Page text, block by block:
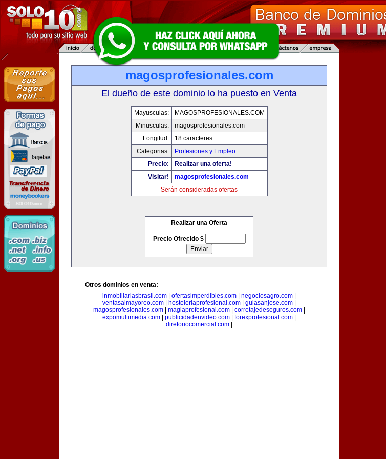
magosprofesionales.com
El dueño de este dominio lo ha puesto en Venta
Mayusculas:
MAGOSPROFESIONALES.COM
Minusculas:
magosprofesionales.com
Longitud:
18 caracteres
Categorias:
Profesiones y Empleo
Precio:
Realizar una oferta!
Visitar!
magosprofesionales.com
Serán consideradas ofertas
Realizar una Oferta
Precio Ofrecido $
Otros dominios en venta:
inmobiliariasbrasil.com
ofertasimperdibles.com negociosagro.com
ventasalmayoreo.com
hosteleriaprofesional.com guiasanjose.com
magosprofesionales.com
magiaprofesional.com corretajedeseguros.com
expomultimedia.com
publicidadenvideo.com forexprofesional.com
diretoriocomercial.com